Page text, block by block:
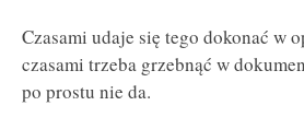
Czasami udaje się tego dokonać w
czasami trzeba grzebnąć w
po prostu nie da.